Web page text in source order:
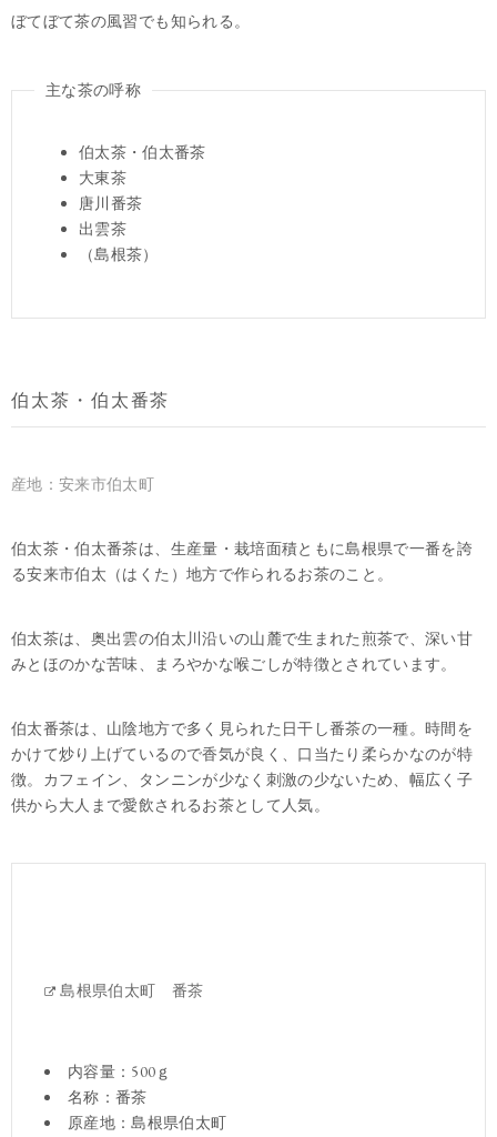
ぼてぼて茶の風習でも知られる。
主な茶の呼称
伯太茶・伯太番茶
大東茶
唐川番茶
出雲茶
（島根茶）
伯太茶・伯太番茶
産地：安来市伯太町
伯太茶・伯太番茶は、生産量・栽培面積ともに島根県で一番を誇
る安来市伯太（はくた）地方で作られるお茶のこと。
伯太茶は、奥出雲の伯太川沿いの山麓で生まれた煎茶で、深い甘
みとほのかな苦味、まろやかな喉ごしが特徴とされています。
伯太番茶は、山陰地方で多く見られた日干し番茶の一種。時間を
かけて炒り上げているので香気が良く、口当たり柔らかなのが特
徴。カフェイン、タンニンが少なく刺激の少ないため、幅広く子
供から大人まで愛飲されるお茶として人気。
島根県伯太町 番茶
内容量：500ｇ
名称：番茶
原産地：島根県伯太町